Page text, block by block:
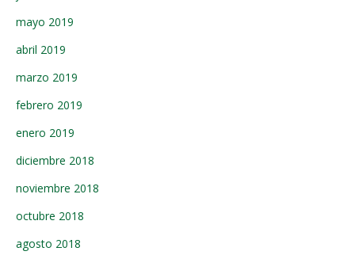
mayo 2019
abril 2019
marzo 2019
febrero 2019
enero 2019
diciembre 2018
noviembre 2018
octubre 2018
agosto 2018